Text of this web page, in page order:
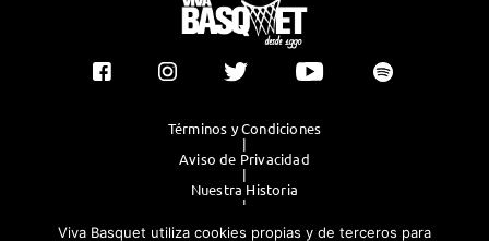
Términos y Condiciones
|
Aviso de Privacidad
|
Nuestra Historia
|
|
Viva Basquet utiliza cookies propias y de terceros para